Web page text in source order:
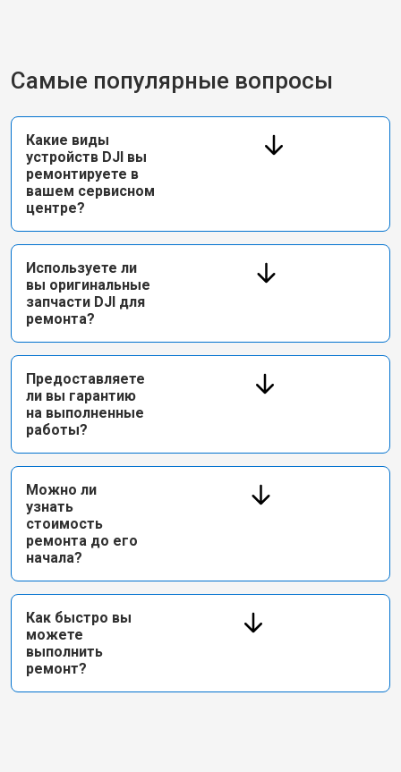
Самые популярные вопросы
Какие виды
устройств DJI вы
ремонтируете в
вашем сервисном
центре?
Используете ли
вы оригинальные
запчасти DJI для
ремонта?
Предоставляете
ли вы гарантию
на выполненные
работы?
Можно ли
узнать
стоимость
ремонта до его
начала?
Как быстро вы
можете
выполнить
ремонт?